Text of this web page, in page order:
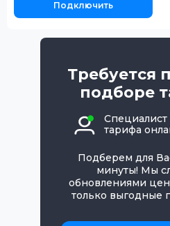
Подключить
Требуется
подборе
тарифа
Подберем для
минуты! Мы
обновлениями
только выгодные